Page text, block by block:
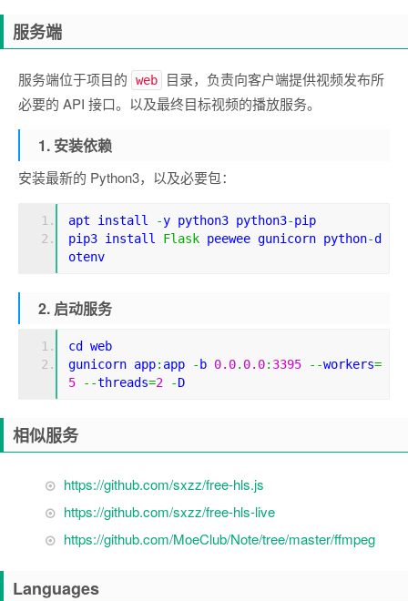
服务端
服务端位于项目的 web
目录，负责向客户端提供视频发布所
必要的 API 接口。以及最终目标视频的播放服务。
1. 安装依赖
安装最新的 Python3，以及必要包：
apt install -y python3 python3-pip
pip3 install Flask peewee gunicorn python-d
otenv
2. 启动服务
cd
web
gunicorn app: app - b 0.0. 0.0: 3395 --workers=
5
--threads=2 -D
相似服务
https://github.com/sxzz/free-hls.js
https://github.com/sxzz/free-hls-live
https://github.com/MoeClub/Note/tree/master/ffmpeg
Languages